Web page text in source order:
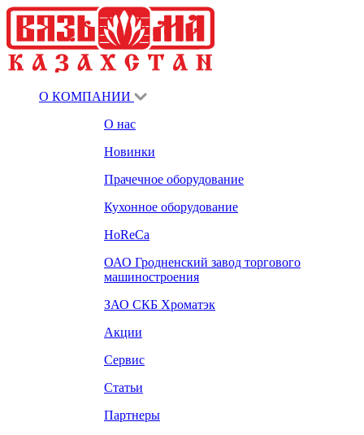
О КОМПАНИИ
О нас
Новинки
Прачечное оборудование
Кухонное оборудование
HoReCa
ОАО Гродненский завод торгового
машиностроения
ЗАО СКБ Хроматэк
Акции
Сервис
Статьи
Партнеры